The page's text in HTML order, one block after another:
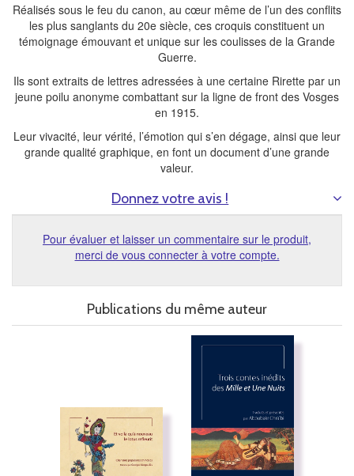
Réalisés sous le feu du canon, au cœur même de l’un des conflits
les plus sanglants du 20e siècle, ces croquis constituent un
témoignage émouvant et unique sur les coulisses de la Grande
Guerre.
Ils sont extraits de lettres adressées à une certaine Rirette par un
jeune poilu anonyme combattant sur la ligne de front des Vosges
en 1915.
Leur vivacité, leur vérité, l’émotion qui s’en dégage, ainsi que leur
grande qualité graphique, en font un document d’une grande
valeur.
Donnez votre avis !
Pour évaluer et laisser un commentaire sur le produit,
merci de vous connecter à votre compte.
Publications du même auteur